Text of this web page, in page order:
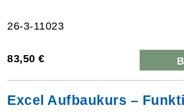
26-3-11023
83,50 €
Excel Aufbaukurs –